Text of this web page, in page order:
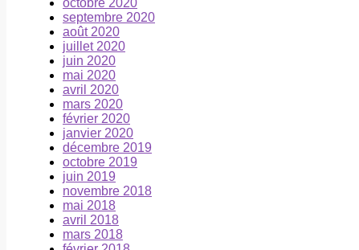
septembre 2020
août 2020
juillet 2020
juin 2020
mai 2020
avril 2020
mars 2020
février 2020
janvier 2020
décembre 2019
octobre 2019
juin 2019
novembre 2018
mai 2018
avril 2018
mars 2018